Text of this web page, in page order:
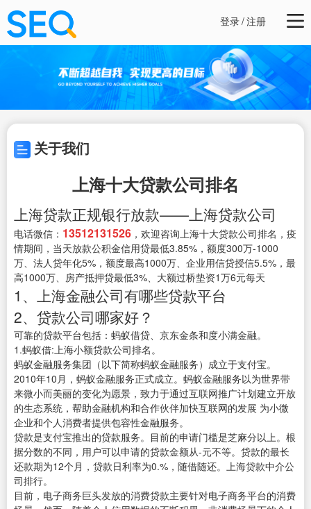
登录/注册
关于我们
上海十大贷款公司排名
上海贷款正规银行放款——上海贷款公司
电话微信： 13512131526 ，欢迎咨询上海十大贷款公司排名，疫
情期间，当天放款公积金信用贷最低3.85%，额度300万-1000
万、法人贷年化5%，额度最高1000万、企业用信贷授信5.5%，最
高1000万、房产抵押贷最低3%、大额过桥垫资1万6元每天
1、上海金融公司有哪些贷款平台
2、贷款公司哪家好？
可靠的贷款平台包括：蚂蚁借贷、京东金条和度小满金融。
1.蚂蚁借:上海小额贷款公司排名。
蚂蚁金融服务集团（以下简称蚂蚁金融服务）成立于支付宝。
2010年10月，蚂蚁金融服务正式成立。蚂蚁金融服务以为世界带
来微小而美丽的变化为愿景，致力于通过互联网推广计划建立开放
的生态系统，帮助金融机构和合作伙伴加快互联网的发展 为小微
企业和个人消费者提供包容性金融服务。
贷款是支付宝推出的贷款服务。目前的申请门槛是芝麻分以上。根
据分数的不同，用户可以申请的贷款金额从-元不等。贷款的最长
还款期为12个月，贷款日利率为0.%，随借随还。上海贷款中介公
司排行。
目前，电子商务巨头发放的消费贷款主要针对电子商务平台的消费